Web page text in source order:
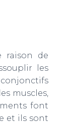
raison de
les
muscles,
font
et ils sont